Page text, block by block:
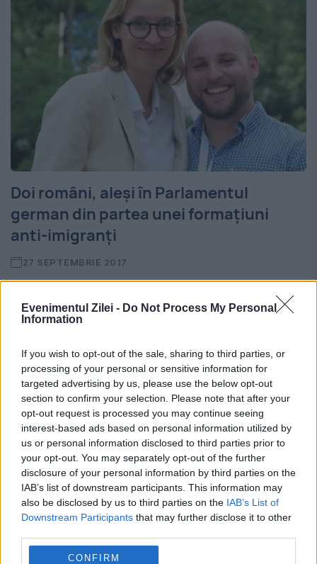
Evenimentul Zilei - Do Not Process My Personal
Information
If you wish to opt-out of the sale, sharing to third parties, or
processing of your personal or sensitive information for
targeted advertising by us, please use the below opt-out
section to confirm your selection. Please note that after your
opt-out request is processed you may continue seeing
interest-based ads based on personal information utilized by
us or personal information disclosed to third parties prior to
your opt-out. You may separately opt-out of the further
disclosure of your personal information by third parties on the
IAB’s list of downstream participants. This information may
also be disclosed by us to third parties on the IAB’s List of
Downstream Participants that may further disclose it to other
CONFIRM
Doi români, aleși în Parlamentul
german din partea unei formațiuni
anti-imigranți
27 SEPTEMBRIE 2017
români din Germania, care au devenit
Citiți mai jos poveștile lor de viață și de ce
au ales...